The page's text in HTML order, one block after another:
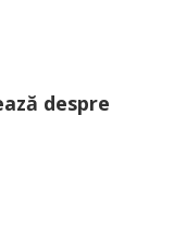
despre